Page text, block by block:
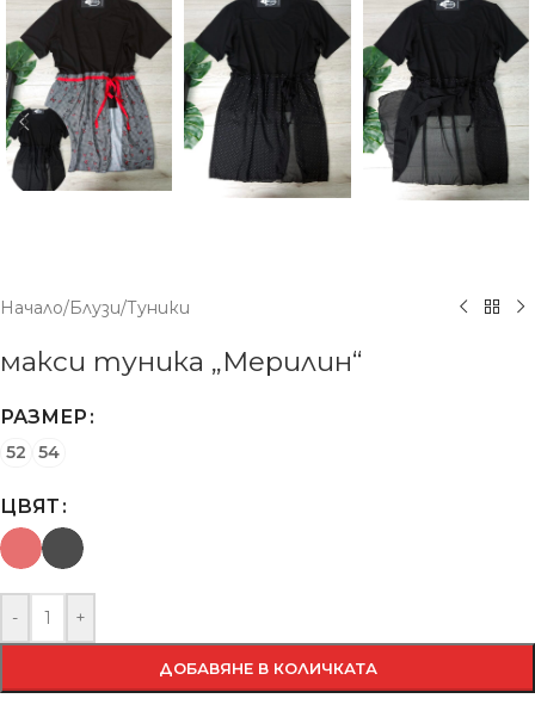
Начало/Блузи/Туники
макси туника „Мерилин“
РАЗМЕР
52 54
ЦВЯТ
- +
ДОБАВЯНЕ В КОЛИЧКАТА